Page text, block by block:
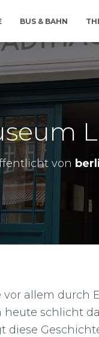
BUS & BAHN
von
vor allem durch
schlicht
diese